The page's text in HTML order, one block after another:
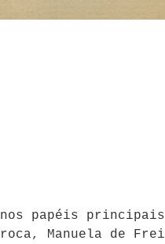
nos papéis
Manuela de